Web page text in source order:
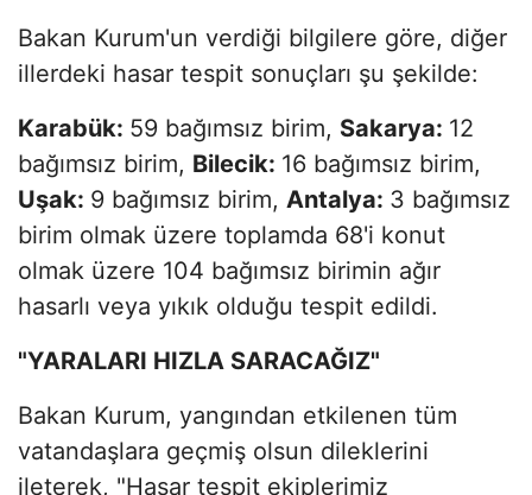
Bakan Kurum'un verdiği bilgilere göre, diğer
illerdeki hasar tespit sonuçları şu şekilde:
Karabük: 59 bağımsız birim, Sakarya: 12
bağımsız birim, Bilecik: 16 bağımsız birim,
Uşak: 9 bağımsız birim, Antalya: 3 bağımsız
birim olmak üzere toplamda 68'i konut
olmak üzere 104 bağımsız birimin ağır
hasarlı veya yıkık olduğu tespit edildi.
"YARALARI HIZLA SARACAĞIZ"
Bakan Kurum, yangından etkilenen tüm
vatandaşlara geçmiş olsun dileklerini
ileterek, "Hasar tespit ekiplerimiz